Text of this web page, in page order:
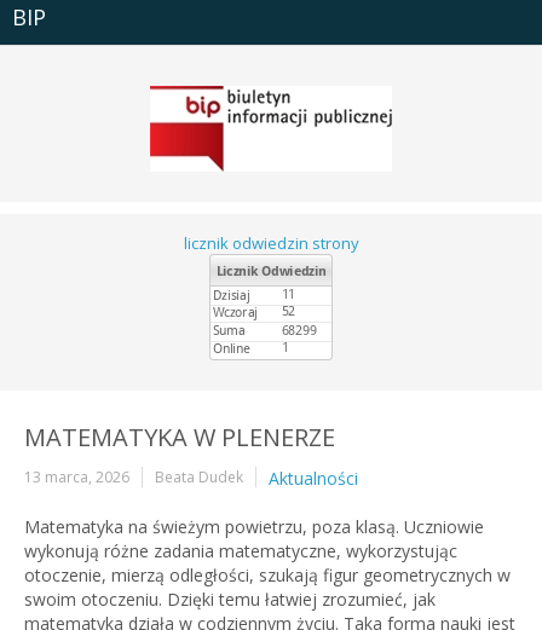
BIP
licznik odwiedzin strony
MATEMATYKA W PLENERZE
13 marca, 2026 Beata Dudek Aktualności
Matematyka na świeżym powietrzu, poza klasą. Uczniowie
wykonują różne zadania matematyczne, wykorzystując
otoczenie, mierzą odległości, szukają figur geometrycznych w
swoim otoczeniu. Dzięki temu łatwiej zrozumieć, jak
matematyka działa w codziennym życiu. Taka forma nauki jest